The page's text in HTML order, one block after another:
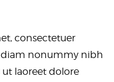
consectetuer
diam nonummy nibh
laoreet dolore